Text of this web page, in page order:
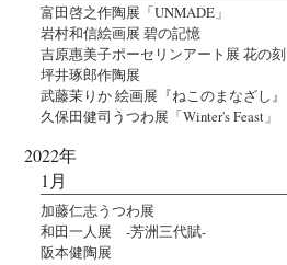
富田啓之作陶展「UNMADE」
岩村和信絵画展 碧の記憶
吉原惠美子ポーセリンアート展 花の刻
坪井琢郎作陶展
武藤茉りか 絵画展『ねこのまなざし』
久保田健司うつわ展「Winter's Feast」
2022年
1月
加藤仁志うつわ展
和田一人展 -芳洲三代賦-
阪本健陶展